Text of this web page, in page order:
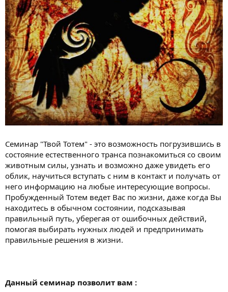
Семинар "Твой Тотем" - это возможность погрузившись в
состояние естественного транса познакомиться со своим
животным силы, узнать и возможно даже увидеть его
облик, научиться вступать с ним в контакт и получать от
него информацию на любые интересующие вопросы.
Пробужденный Тотем ведет Вас по жизни, даже когда Вы
находитесь в обычном состоянии, подсказывая
правильный путь, уберегая от ошибочных действий,
помогая выбирать нужных людей и предпринимать
правильные решения в жизни.
Данный семинар позволит вам :